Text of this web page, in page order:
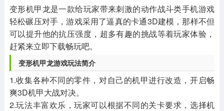
变形机甲龙是一款给玩家带来刺激的动作战斗类手机游戏
轻松碾压对手，游戏采用了逼真的卡通3D建模，那样不但
可以提升他的抗压强度，超多有趣的挑战等着玩家体验，
赶紧来立即下载畅玩吧。
变形机甲龙游戏玩法简介
1.收集各种不同的零件，对自己的机甲进行改造，开启畅
爽3D机甲大战对决。
2.玩法丰富欢乐，玩家可以根据不同的关卡要求，选择机